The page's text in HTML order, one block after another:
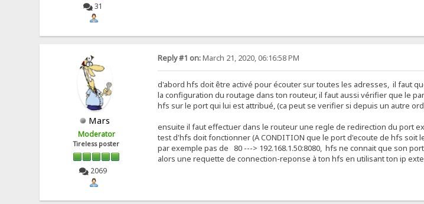
31
Mars
Moderator
Tireless poster
2069
Reply #1 on:March 21, 2020, 06:16:58 PM
d'abord hfs doit être activé pour écouter sur toutes les adresses, il faut
la configuration du routage dans ton routeur, il faut aussi vérifier que le
hfs sur le port qui lui est attribué, (ca peut se verifier si depuis un autre
ensuite il faut effectuer dans le routeur une regle de redirection du port
test d'hfs doit fonctionner (A CONDITION que le port d'ecoute de hfs soit
par exemple pas de 80 ---> 192.168.1.50:8080, hfs ne connait que son
alors une requette de connection-reponse à ton hfs en utilisant ton ip